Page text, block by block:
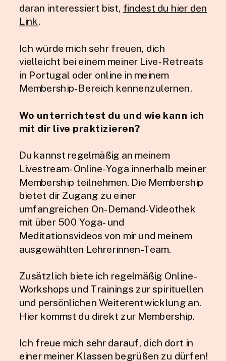
daran interessiert bist, findest du hier den
Link.
Ich würde mich sehr freuen, dich
vielleicht bei einem meiner Live-Retreats
in Portugal oder online in meinem
Membership-Bereich kennenzulernen.
Wo unterrichtest du und wie kann ich
mit dir live praktizieren?
Du kannst regelmäßig an meinem
Livestream-Online-Yoga innerhalb meiner
Membership teilnehmen. Die Membership
bietet dir Zugang zu einer
umfangreichen On-Demand-Videothek
mit über 500 Yoga- und
Meditationsvideos von mir und meinem
ausgewählten Lehrerinnen-Team.
Zusätzlich biete ich regelmäßig Online-
Workshops und Trainings zur spirituellen
und persönlichen Weiterentwicklung an.
Hier kommst du direkt zur Membership.
Ich freue mich sehr darauf, dich dort in
einer meiner Klassen begrüßen zu dürfen!